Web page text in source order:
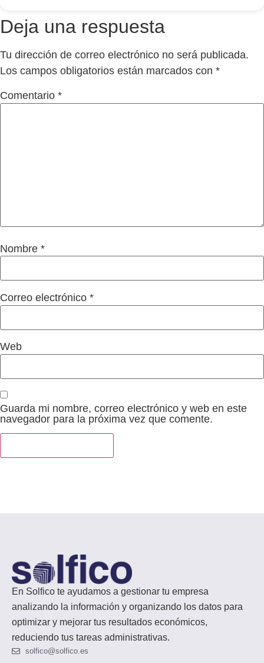
Deja una respuesta
Tu dirección de correo electrónico no será publicada.
Los campos obligatorios están marcados con *
Comentario *
Nombre *
Correo electrónico *
Web
Guarda mi nombre, correo electrónico y web en este
navegador para la próxima vez que comente.
En Solfico te ayudamos a gestionar tu empresa
analizando la información y organizando los datos para
optimizar y mejorar tus resultados económicos,
reduciendo tus tareas administrativas.
solfico@solfico.es